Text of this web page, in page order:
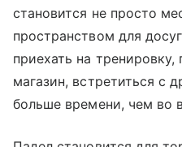
становится не просто
пространством для
приехать на тренировку,
магазин, встретиться с
больше времени, чем во